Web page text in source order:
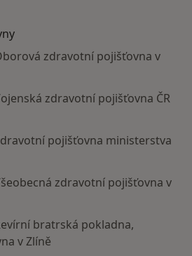
zdravotní pojišťovna v
zdravotní pojišťovna ČR
pojišťovna ministerstva
zdravotní pojišťovna v
bratrská pokladna,
v Zlíně